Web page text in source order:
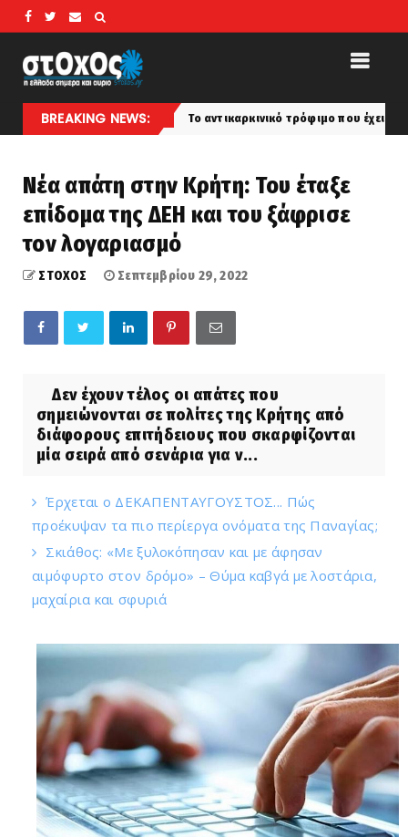
BREAKING NEWS:
latest Το αντικαρκινικό τρόφιμο που έχει περισσότερο
Νέα απάτη στην Κρήτη: Του έταξε
επίδομα της ΔΕΗ και του ξάφρισε
τον λογαριασμό
ΣΤΟΧΟΣ Σεπτεμβρίου 29, 2022
Δεν έχουν τέλος οι απάτες που
σημειώνονται σε πολίτες της Κρήτης από
διάφορους επιτήδειους που σκαρφίζονται
μία σειρά από σενάρια για ν...
Έρχεται ο ΔΕΚΑΠΕΝΤΑΥΓΟΥΣΤΟΣ... Πώς
προέκυψαν τα πιο περίεργα ονόματα της Παναγίας;
Σκιάθος: «Με ξυλοκόπησαν και με άφησαν
αιμόφυρτο στον δρόμο» – Θύμα καβγά με λοστάρια,
μαχαίρια και σφυριά